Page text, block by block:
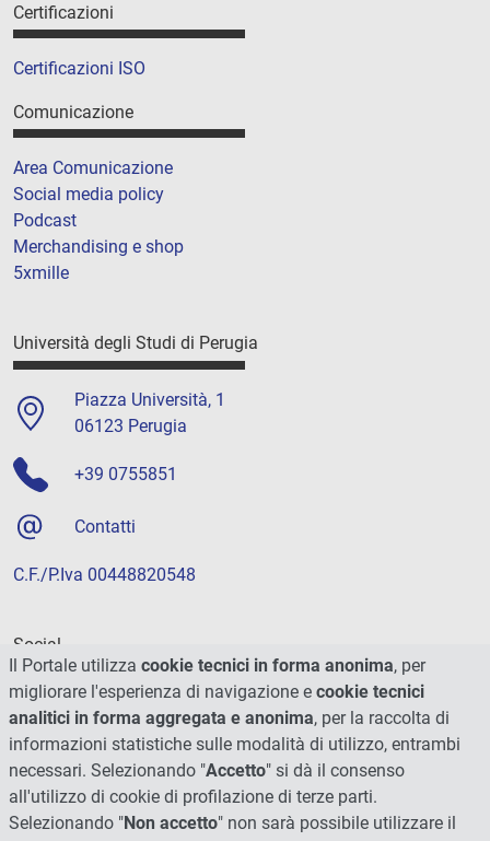
Certificazioni
Certificazioni ISO
Comunicazione
Area Comunicazione
Social media policy
Podcast
Merchandising e shop
5xmille
Università degli Studi di Perugia
Piazza Università, 1
06123 Perugia
+39 0755851
Contatti
C.F./P.Iva 00448820548
Social
Il Portale utilizza cookie tecnici in forma anonima, per
migliorare l'esperienza di navigazione e cookie tecnici
analitici in forma aggregata e anonima, per la raccolta di
informazioni statistiche sulle modalità di utilizzo, entrambi
necessari. Selezionando "Accetto" si dà il consenso
all'utilizzo di cookie di profilazione di terze parti.
Selezionando "Non accetto" non sarà possibile utilizzare il